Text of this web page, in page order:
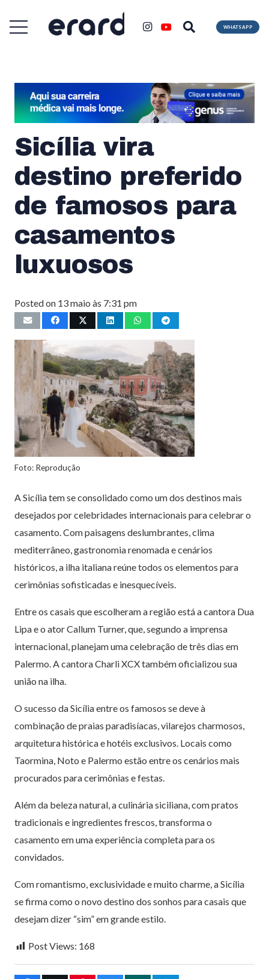
WHATSAPP
Sicília vira
destino preferido
de famosos para
casamentos
luxuosos
Posted on 13 maio às 7:31 pm
Foto: Reprodução
A Sicília tem se consolidado como um dos destinos mais
desejados por celebridades internacionais para celebrar o
casamento. Com paisagens deslumbrantes, clima
mediterrâneo, gastronomia renomada e cenários
históricos, a ilha italiana reúne todos os elementos para
cerimônias sofisticadas e inesquecíveis.
Entre os casais que escolheram a região está a cantora Dua
Lipa e o ator Callum Turner, que, segundo a imprensa
internacional, planejam uma celebração de três dias em
Palermo. A cantora Charli XCX também oficializou sua
união na ilha.
O sucesso da Sicília entre os famosos se deve à
combinação de praias paradisíacas, vilarejos charmosos,
arquitetura histórica e hotéis exclusivos. Locais como
Taormina, Noto e Palermo estão entre os cenários mais
procurados para cerimônias e festas.
Além da beleza natural, a culinária siciliana, com pratos
tradicionais e ingredientes frescos, transforma o
casamento em uma experiência completa para os
convidados.
Com romantismo, exclusividade e muito charme, a Sicília
se firma como o novo destino dos sonhos para casais que
desejam dizer “sim” em grande estilo.
Post Views: 168